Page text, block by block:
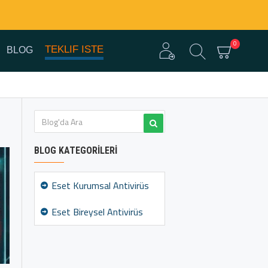
BLOG TEKLIF ISTE
0
BLOG KATEGORILERI
Eset Kurumsal Antivirüs
Eset Bireysel Antivirüs